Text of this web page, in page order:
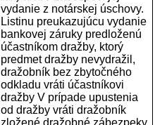
vydanie z notárskej úschovy.
Listinu preukazujúcu vydanie
bankovej záruky predloženú
účastníkom dražby, ktorý
predmet dražby nevydražil,
dražobník bez zbytočného
odkladu vráti účastníkovi
dražby V prípade upustenia
od dražby vráti dražobník
zložené dražobné zábezpeky